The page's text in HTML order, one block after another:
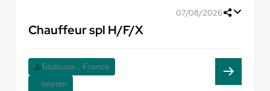
07/08/2026
Chauffeur spl H/F/X
Toulouse , France
Interim